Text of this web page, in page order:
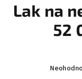
Lak na
52
Průměrné